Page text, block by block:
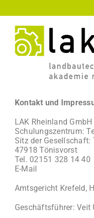
to
Kontakt und
LAK Rheinland GmbH
Schulungszentrum:
Sitz der Gesellschaft:
47918 Tönisvorst
Tel. 02151 328 14 40
E-Mail
Amtsgericht Krefeld,
Geschäftsführer: Veit